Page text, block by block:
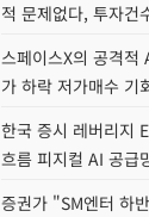
적 문제없다, 투자건
스페이스X의 공격
가 하락 저가매수 기
한국 증시 레버리지
흐름 피지컬 AI 공급
증권가 "SM엔터 하